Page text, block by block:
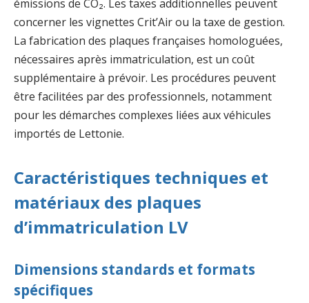
émissions de CO₂. Les taxes additionnelles peuvent
concerner les vignettes Crit’Air ou la taxe de gestion.
La fabrication des plaques françaises homologuées,
nécessaires après immatriculation, est un coût
supplémentaire à prévoir. Les procédures peuvent
être facilitées par des professionnels, notamment
pour les démarches complexes liées aux véhicules
importés de Lettonie.
Caractéristiques techniques et
matériaux des plaques
d’immatriculation LV
Dimensions standards et formats
spécifiques